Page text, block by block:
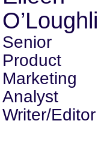
Senior
Product
Marketing
Analyst
Writer/Editor